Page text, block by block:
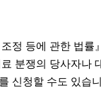
정 등에 관한 법
료 분쟁의 당사자나
신청할 수도 있습